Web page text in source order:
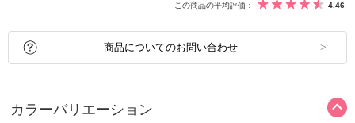
この商品の平均評価： 4.46
商品についてのお問い合わせ
カラーバリエーション